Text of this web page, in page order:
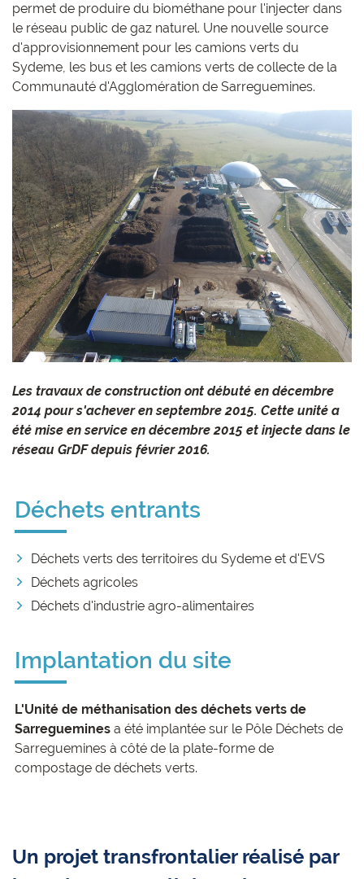
permet de produire du biométhane pour l'injecter dans
le réseau public de gaz naturel. Une nouvelle source
d'approvisionnement pour les camions verts du
Sydeme, les bus et les camions verts de collecte de la
Communauté d'Agglomération de Sarreguemines.
Les travaux de construction ont débuté en décembre
2014 pour s'achever en septembre 2015. Cette unité a
été mise en service en décembre 2015 et injecte dans le
réseau GrDF depuis février 2016.
Déchets entrants
Déchets verts des territoires du Sydeme et d'EVS
Déchets agricoles
Déchets d'industrie agro-alimentaires
Implantation du site
L'Unité de méthanisation des déchets verts de
Sarreguemines a été implantée sur le Pôle Déchets de
Sarreguemines à côté de la plate-forme de
compostage de déchets verts.
Un projet transfrontalier réalisé par